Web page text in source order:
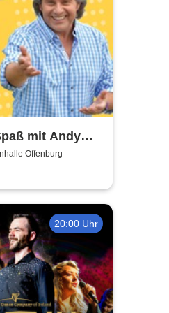
mit Andy
Offenburg
20:00 Uhr